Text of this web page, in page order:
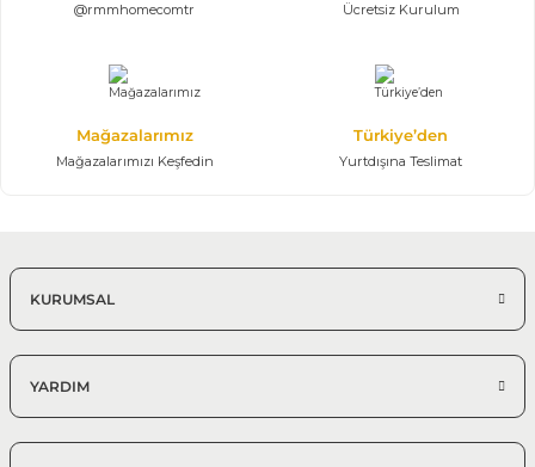
@rmmhomecomtr Ücretsiz Kurulum
Mağazalarımız
Mağazalarımızı Keşfedin
Türkiye’den
Yurtdışına Teslimat
KURUMSAL
YARDIM